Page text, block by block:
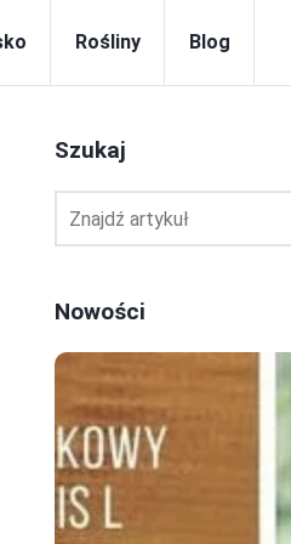
Rośliny Blog
Szukaj
Nowości